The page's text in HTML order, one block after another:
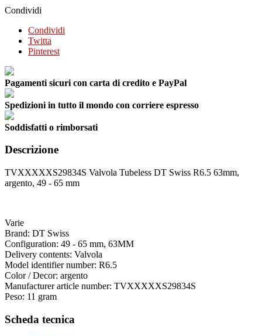
Condividi
Condividi
Twitta
Pinterest
Pagamenti sicuri con carta di credito e PayPal
Spedizioni in tutto il mondo con corriere espresso
Soddisfatti o rimborsati
Descrizione
TVXXXXXS29834S Valvola Tubeless DT Swiss R6.5 63mm,
argento, 49 - 65 mm
Varie
Brand: DT Swiss
Configuration: 49 - 65 mm, 63MM
Delivery contents: Valvola
Model identifier number: R6.5
Color / Decor: argento
Manufacturer article number: TVXXXXXS29834S
Peso: 11 gram
Scheda tecnica